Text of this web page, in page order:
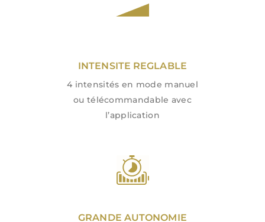
INTENSITE REGLABLE
4 intensités en mode manuel
ou télécommandable avec
l’application
GRANDE AUTONOMIE